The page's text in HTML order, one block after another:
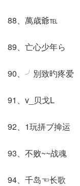
88、萬歳爺℡
89、亡心少年ら
90、╯別致旳疼爱
91、v_贝戈L
92、1玩挵ブ掵运
93、不败~~战魂
94、千岛☜长歌